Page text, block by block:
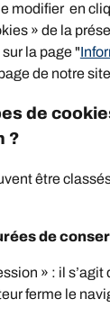
modifier en
» de la
la page "
de notre
de
?
être
de
» : il
ferme le